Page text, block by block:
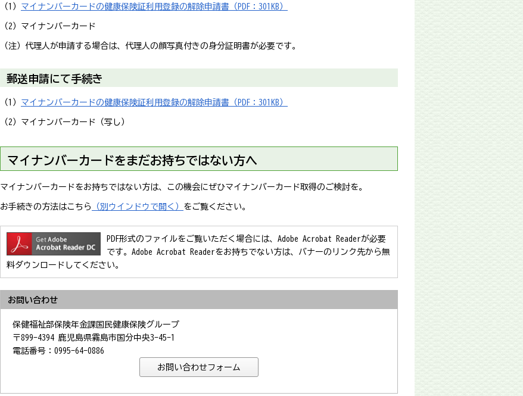
（1） マイナンバーカードの健康保険証利用登録の解除申請書（PDF：301KB）
（2）マイナンバーカード
（注）代理人が申請する場合は、代理人の顔写真付きの身分証明書が必要です。
郵送申請にて手続き
（1） マイナンバーカードの健康保険証利用登録の解除申請書（PDF：301KB）
（2）マイナンバーカード（写し）
マイナンバーカードをまだお持ちではない方へ
マイナンバーカードをお持ちではない方は、この機会にぜひマイナンバーカード取得のご検討を。
お手続きの方法はこちら （別ウインドウで開く） をご覧ください。
PDF形式のファイルをご覧いただく場合には、Adobe Acrobat Readerが必要
です。Adobe Acrobat Readerをお持ちでない方は、バナーのリンク先から無
料ダウンロードしてください。
お問い合わせ
保健福祉部保険年金課国民健康保険グループ
〒899-4394 鹿児島県霧島市国分中央3-45-1
電話番号：0995-64-0886